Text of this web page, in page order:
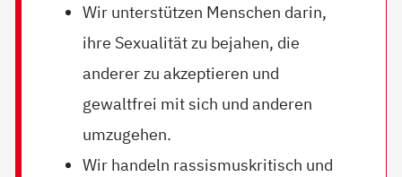
Wir unterstützen Menschen darin,
ihre Sexualität zu bejahen, die
anderer zu akzeptieren und
gewaltfrei mit sich und anderen
umzugehen.
Wir handeln rassismuskritisch und